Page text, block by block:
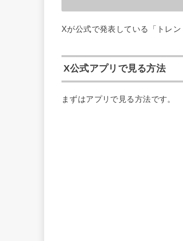
Xが公式で発表している「トレ
X公式アプリで見る方法
まずはアプリで見る方法です。